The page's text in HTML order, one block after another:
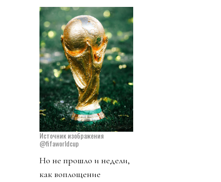
Источник изображения
@fifaworldcup
Но не прошло и недели,
как воплощение